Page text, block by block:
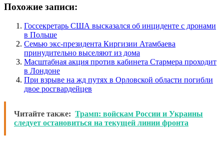
Похожие записи:
Госсекретарь США высказался об инциденте с дронами
в Польше
Семью экс-президента Киргизии Атамбаева
принудительно выселяют из дома
Масштабная акция против кабинета Стармера проходит
в Лондоне
При взрыве на жд путях в Орловской области погибли
двое росгвардейцев
Читайте также: Трамп: войскам России и Украины
следует остановиться на текущей линии фронта